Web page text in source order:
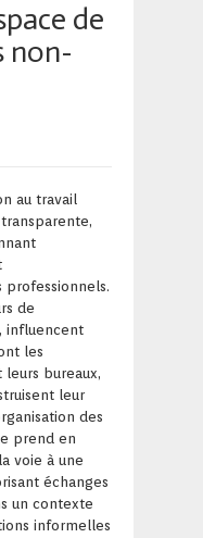
de
non-
au travail
professionnels.
de
influencent
les
bureaux,
leur
des
prend en
voie à une
échanges
un contexte
informelles